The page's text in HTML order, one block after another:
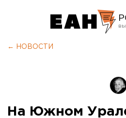
← НОВОСТИ
На Южном